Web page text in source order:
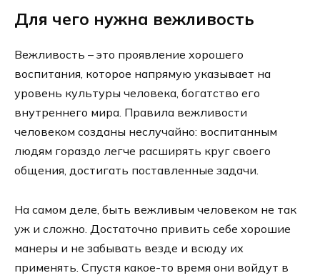
Для чего нужна вежливость
Вежливость – это проявление хорошего
воспитания, которое напрямую указывает на
уровень культуры человека, богатство его
внутреннего мира. Правила вежливости
человеком созданы неслучайно: воспитанным
людям гораздо легче расширять круг своего
общения, достигать поставленные задачи.
На самом деле, быть вежливым человеком не так
уж и сложно. Достаточно привить себе хорошие
манеры и не забывать везде и всюду их
применять. Спустя какое-то время они войдут в